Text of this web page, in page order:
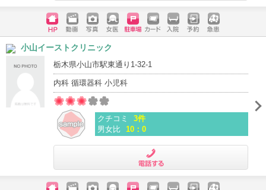
ホームペ
ージ
動画 写真 女医 駐車場
クレジッ
入院 予約 急患
小山イーストクリニック
栃木県小山市駅東通り1-32-1
内科 循環器科 小児科
クチコミ
3件
男女比
10：0